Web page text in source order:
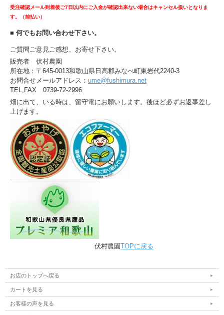
受注確認メール到着後ご7日以内にご入金が確認出来ない場合はキャンセル扱いとなりま
す。（前払い）
■ 何でもお問い合わせ下さい。
ご質問ご意見ご感想、お寄せ下さい。
販売者 伏村農園
所在地：〒645-0013和歌山県日高郡みなべ町東岩代2240-3
お問合せメールアドレス： ume@fushimura.net
TEL,FAX 0739-72-2996
畑に出て、いる時は、留守電にお願いします。後ほど必ずお返事差し
上げます。
伏村農園TOPに戻る
お店のトップへ戻る
カートを見る
お客様の声を見る